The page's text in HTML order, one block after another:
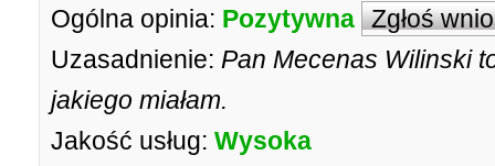
Ogólna opinia: Pozytywna Zgłoś
Uzasadnienie: Pan Mecenas Wilinski
jakiego miałam.
Jakość usług: Wysoka